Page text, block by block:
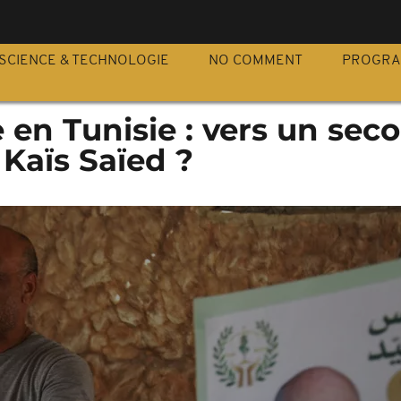
SCIENCE & TECHNOLOGIE NO COMMENT
Tunisie : vers un
Saïed ?